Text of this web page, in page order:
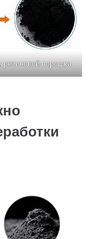
резиновой порошка